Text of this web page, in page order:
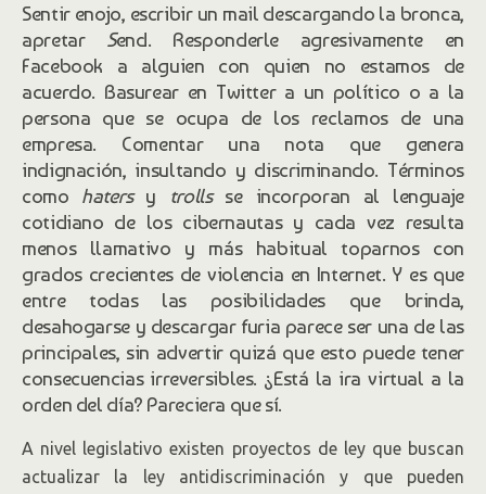
Sentir enojo, escribir un mail descargando la bronca,
apretar Send. Responderle agresivamente en
Facebook a alguien con quien no estamos de
acuerdo. Basurear en Twitter a un político o a la
persona que se ocupa de los reclamos de una
empresa. Comentar una nota que genera
indignación, insultando y discriminando. Términos
como haters y trollsse incorporan al lenguaje
cotidiano de los cibernautas y cada vez resulta
menos llamativo y más habitual toparnos con
grados crecientes de violencia en Internet. Y es que
entre todas las posibilidades que brinda,
desahogarse y descargar furia parece ser una de las
principales, sin advertir quizá que esto puede tener
consecuencias irreversibles. ¿Está la ira virtual a la
orden del día? Pareciera que sí.
A nivel legislativo existen proyectos de ley que buscan
actualizar la ley antidiscriminación y que pueden